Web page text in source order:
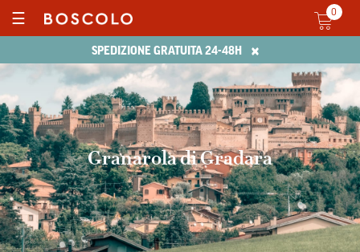
SPEDIZIONE GRATUITA 24-48H ×
☰ 0
Granarola di Gradara